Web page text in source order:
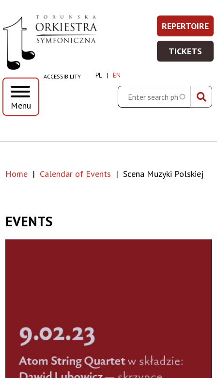
Scena
muzyki
polskiej
Toruńska
Orkiestra
Skip
to
menu
Skip
to
content
Skip
to
search
Skip
to
footer
ACCESSIBILITY PL EN
Search
Menu
Prawe
Top
Menu
REPERTOIRE
-
WIĘCEJ
TICKETS
Home Calendar of Events Scena Muzyki Polskiej
EVENTS